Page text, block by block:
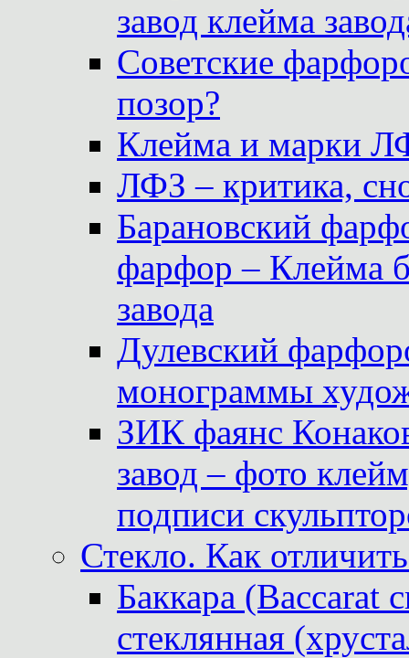
завод клейма
Советские
позор?
Клейма и марки
ЛФЗ – критика,
Барановский
фарфор – Клейма
завода
Дулевский
монограммы
ЗИК фаянс
завод – фото
подписи
Стекло. Как
Баккара (Baccarat
стеклянная